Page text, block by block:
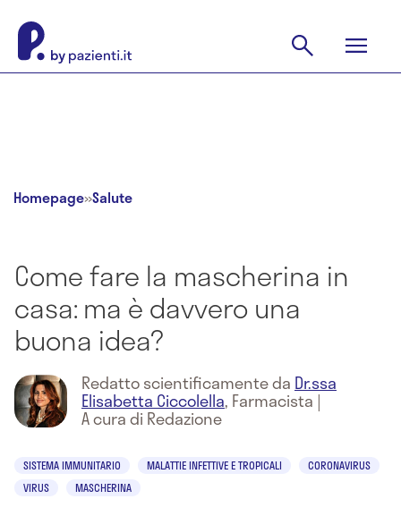
Homepage»Salute
Come fare la mascherina in
casa: ma è davvero una
buona idea?
Redatto scientificamente da Dr.ssa
Elisabetta Ciccolella, Farmacista |
A cura di Redazione
SISTEMA IMMUNITARIO MALATTIE INFETTIVE E TROPICALI
CORONAVIRUS
VIRUS
MASCHERINA